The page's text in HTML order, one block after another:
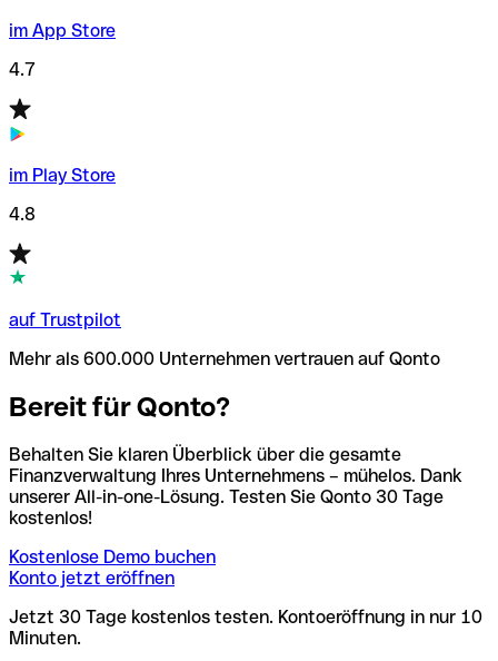
im App Store
4.7
im Play Store
4.8
auf Trustpilot
Mehr als 600.000 Unternehmen vertrauen auf Qonto
Bereit für Qonto?
Behalten Sie klaren Überblick über die gesamte
Finanzverwaltung Ihres Unternehmens – mühelos. Dank
unserer All-in-one-Lösung. Testen Sie Qonto 30 Tage
kostenlos!
Kostenlose Demo buchen
Konto jetzt eröffnen
Jetzt 30 Tage kostenlos testen. Kontoeröffnung in nur 10
Minuten.